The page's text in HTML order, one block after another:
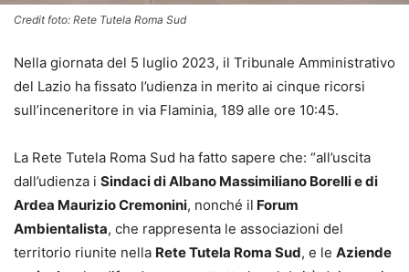
Credit foto: Rete Tutela Roma Sud
Nella giornata del 5 luglio 2023, il Tribunale Amministrativo
del Lazio ha fissato l’udienza in merito ai cinque ricorsi
sull’inceneritore in via Flaminia, 189 alle ore 10:45.
La Rete Tutela Roma Sud ha fatto sapere che: “all’uscita
dall’udienza i Sindaci di Albano Massimiliano Borelli e di
Ardea Maurizio Cremonini, nonché il Forum
Ambientalista, che rappresenta le associazioni del
territorio riunite nella Rete Tutela Roma Sud, e le Aziende